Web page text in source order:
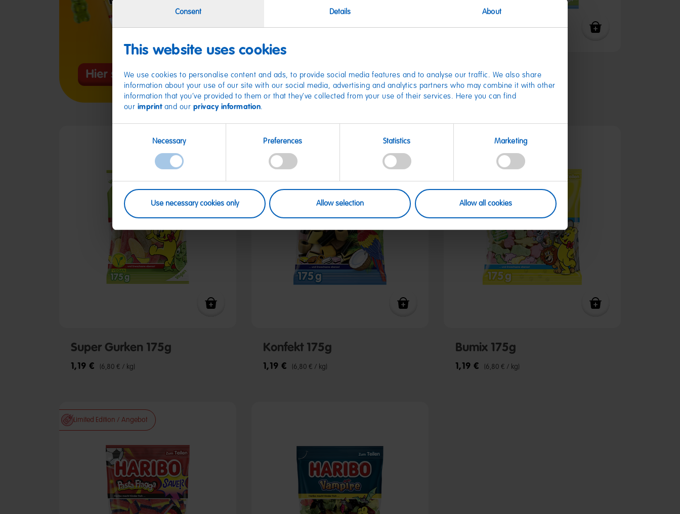
Consent Details About
This website uses cookies
We use cookies to personalise content and ads, to provide social media features and to analyse our traffic. We also share
information about your use of our site with our social media, advertising and analytics partners who may combine it with other
information that you’ve provided to them or that they’ve collected from your use of their services. Here you can find
our imprintand our privacy information.
Necessary Preferences Statistics Marketing
Use necessary cookies only Allow selection Allow all cookies
Pico-Balla 160g
1,19 € (7,44 € / kg)
Super Gurken 175g
1,19 € (6,80 € / kg)
Konfekt 175g
1,19 € (6,80 € / kg)
Bumix 175g
1,19 € (6,80 € / kg)
Limited Edition / Angebot